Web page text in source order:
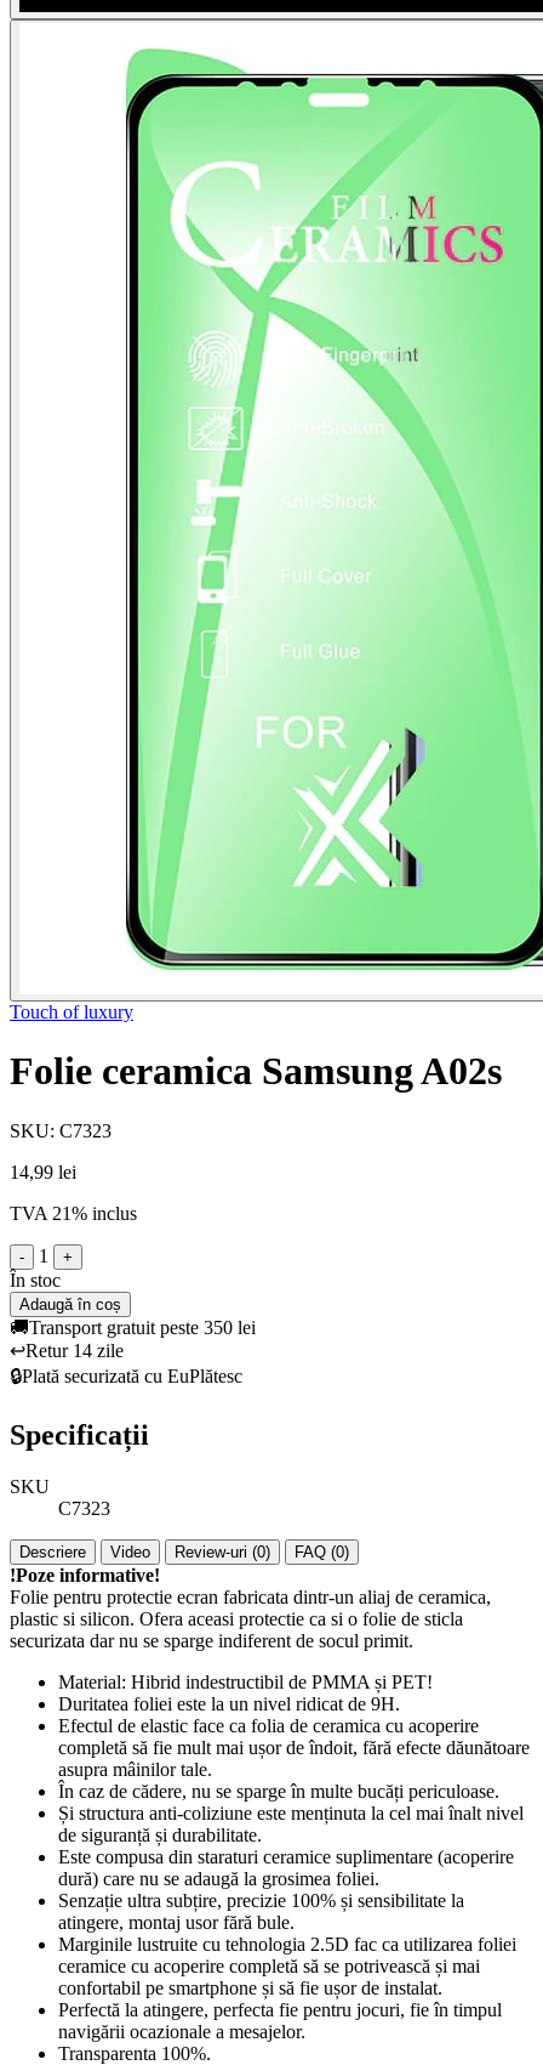
Touch of luxury
Folie ceramica Samsung A02s
SKU: C7323
14,99 lei
TVA 21% inclus
- 1 +
În stoc
Adaugă în coș
🚚Transport gratuit peste 350 lei
↩️Retur 14 zile
🔒Plată securizată cu EuPlătesc
Specificații
SKU
C7323
Descriere Video Review-uri (0) FAQ (0)
!Poze informative!
Folie pentru protectie ecran fabricata dintr-un aliaj de ceramica,
plastic si silicon. Ofera aceasi protectie ca si o folie de sticla
securizata dar nu se sparge indiferent de socul primit.
Material: Hibrid indestructibil de PMMA și PET!
Duritatea foliei este la un nivel ridicat de 9H.
Efectul de elastic face ca folia de ceramica cu acoperire
completă să fie mult mai ușor de îndoit, fără efecte dăunătoare
asupra mâinilor tale.
În caz de cădere, nu se sparge în multe bucăți periculoase.
Și structura anti-coliziune este menținuta la cel mai înalt nivel
de siguranță și durabilitate.
Este compusa din staraturi ceramice suplimentare (acoperire
dură) care nu se adaugă la grosimea foliei.
Senzație ultra subțire, precizie 100% și sensibilitate la
atingere, montaj usor fără bule.
Marginile lustruite cu tehnologia 2.5D fac ca utilizarea foliei
ceramice cu acoperire completă să se potrivească și mai
confortabil pe smartphone și să fie ușor de instalat.
Perfectă la atingere, perfecta fie pentru jocuri, fie în timpul
navigării ocazionale a mesajelor.
Transparenta 100%.